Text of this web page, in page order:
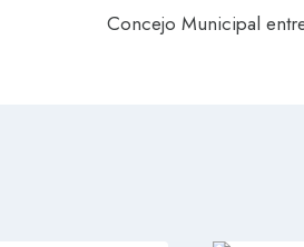
Concejo Municipal